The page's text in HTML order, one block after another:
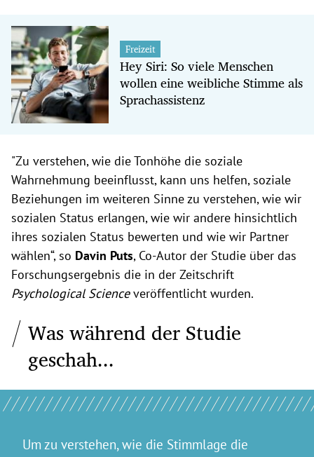
Freizeit
Hey Siri: So viele Menschen
wollen eine weibliche Stimme als
Sprachassistenz
"Zu verstehen, wie die Tonhöhe die soziale
Wahrnehmung beeinflusst, kann uns helfen, soziale
Beziehungen im weiteren Sinne zu verstehen, wie wir
sozialen Status erlangen, wie wir andere hinsichtlich
ihres sozialen Status bewerten und wie wir Partner
wählen“, so Davin Puts, Co-Autor der Studie über das
Forschungsergebnis die in der Zeitschrift
Psychological Scienceveröffentlicht wurden.
Was während der Studie
geschah...
Um zu verstehen, wie die Stimmlage die